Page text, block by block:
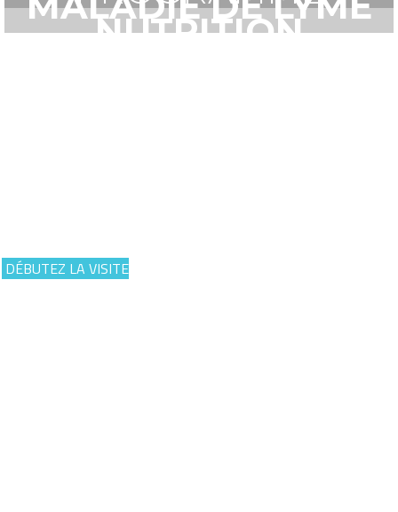
NUTRITION
DÉBUTEZ LA VISITE